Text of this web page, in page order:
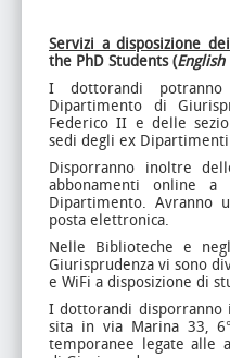
Servizi a disposizione
the PhD Students (English
I dottorandi
Dipartimento di
Federico II e delle
sedi degli ex
Disporranno inoltre
abbonamenti online
Dipartimento. Avranno
posta elettronica.
Nelle Biblioteche e
Giurisprudenza vi sono
e WiFi a disposizione di
I dottorandi
sita in via Marina 33,
temporanee legate alle